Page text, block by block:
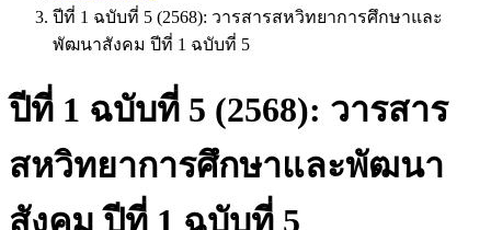
ปีที่ 1 ฉบับที่ 5 (2568): วารสารสหวิทยาการศึกษาและ
พัฒนาสังคม ปีที่ 1 ฉบับที่ 5
ปีที่ 1 ฉบับที่ 5 (2568): วารสาร
สหวิทยาการศึกษาและพัฒนา
สังคม ปีที่ 1 ฉบับที่ 5